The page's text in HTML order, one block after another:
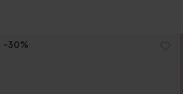
-30%